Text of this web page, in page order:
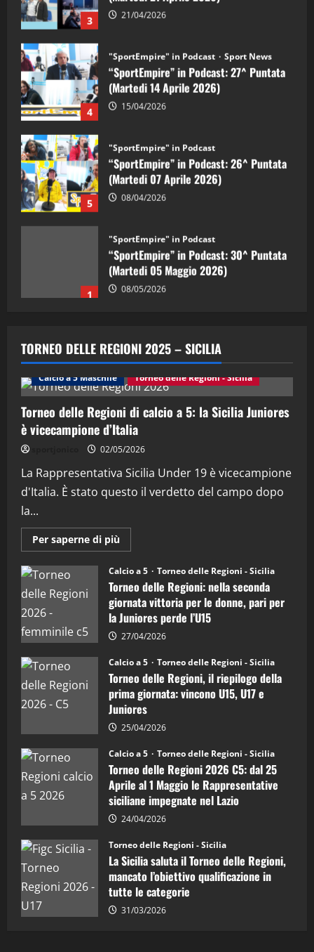
3 21/04/2026
4
"SportEmpire" in Podcast Sport News
“SportEmpire” in Podcast: 27^ Puntata
(Martedi 14 Aprile 2026)
15/04/2026
5
"SportEmpire" in Podcast
“SportEmpire” in Podcast: 26^ Puntata
(Martedi 07 Aprile 2026)
08/04/2026
1
"SportEmpire" in Podcast
“SportEmpire” in Podcast: 30^ Puntata
(Martedi 05 Maggio 2026)
08/05/2026
2
“SportEmpire” in Podcast: 29^ Puntata
(Martedi 28 Aprile 2026)
28/04/2026
3
"SportEmpire" in Podcast
“SportEmpire” in Podcast: 28^ Puntata
(Martedi 21 Aprile 2026)
21/04/2026
4
(Martedi 14 Aprile 2026)
5
"SportEmpire" in Podcast
“SportEmpire” in Podcast: 26^ Puntata
(Martedi 07 Aprile 2026)
TORNEO DELLE REGIONI 2025 – SICILIA
Calcio a 5 Maschile Torneo delle Regioni - Sicilia
Torneo delle Regioni di calcio a 5: la Sicilia Juniores
è vicecampione d’Italia
02/05/2026
La Rappresentativa Sicilia Under 19 è vicecampione
d'Italia. È stato questo il verdetto del campo dopo
la...
Per saperne di più
informazioni
Torneo
delle
Regioni
di
calcio
a
5:
la
Juniores
è
vicecampione
d’Italia
Calcio a 5 Torneo delle Regioni - Sicilia
Torneo delle Regioni: nella seconda
giornata vittoria per le donne, pari per
la Juniores perde l’U15
27/04/2026
Calcio a 5 Torneo delle Regioni - Sicilia
Torneo delle Regioni, il riepilogo della
prima giornata: vincono U15, U17 e
Juniores
25/04/2026
Calcio a 5 Torneo delle Regioni - Sicilia
Torneo delle Regioni 2026 C5: dal 25
Aprile al 1 Maggio le Rappresentative
siciliane impegnate nel Lazio
24/04/2026
Torneo delle Regioni - Sicilia
La Sicilia saluta il Torneo delle Regioni,
mancato l’obiettivo qualificazione in
tutte le categorie
31/03/2026